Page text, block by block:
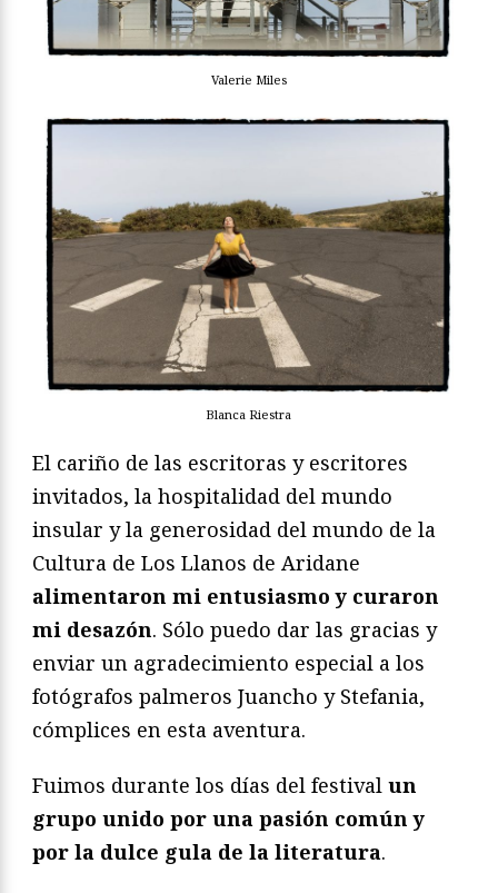
Valerie Miles
Blanca Riestra
El cariño de las escritoras y escritores
invitados, la hospitalidad del mundo
insular y la generosidad del mundo de la
Cultura de Los Llanos de Aridane
alimentaron mi entusiasmo y curaron
mi desazón. Sólo puedo dar las gracias y
enviar un agradecimiento especial a los
fotógrafos palmeros Juancho y Stefania,
cómplices en esta aventura.
Fuimos durante los días del festival un
grupo unido por una pasión común y
por la dulce gula de la literatura.